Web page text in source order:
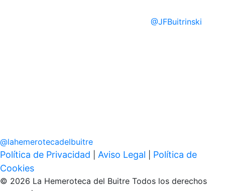
@JFBuitrinski
@lahemerotecadelbuitre
Política de Privacidad Aviso Legal
Política de
Cookies
© 2026 La Hemeroteca del Buitre Todos los derechos